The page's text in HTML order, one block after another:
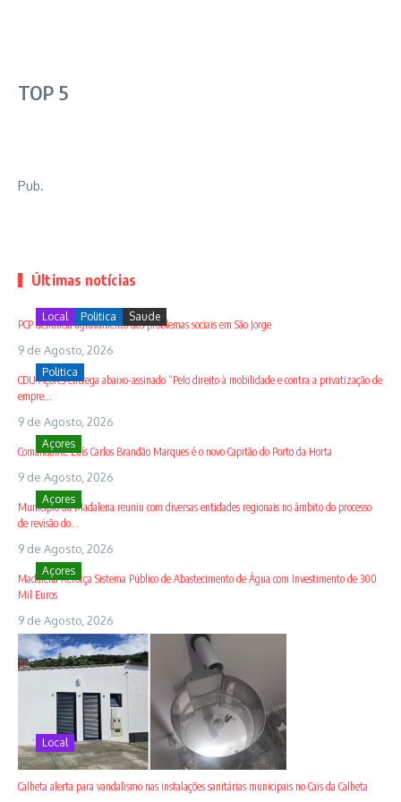
TOP 5
Pub.
Últimas notícias
Local Politica Saude
PCP denuncia agravamento dos problemas sociais em São Jorge
9 de Agosto, 2026
Politica
CDU Açores entrega abaixo-assinado “Pelo direito à mobilidade e contra a privatização de
empre...
9 de Agosto, 2026
Açores
Comandante Luís Carlos Brandão Marques é o novo Capitão do Porto da Horta
9 de Agosto, 2026
Açores
Município da Madalena reuniu com diversas entidades regionais no âmbito do processo
de revisão do...
9 de Agosto, 2026
Açores
Madalena Reforça Sistema Público de Abastecimento de Água com Investimento de 300
Mil Euros
9 de Agosto, 2026
Local
Calheta alerta para vandalismo nas instalações sanitárias municipais no Cais da Calheta